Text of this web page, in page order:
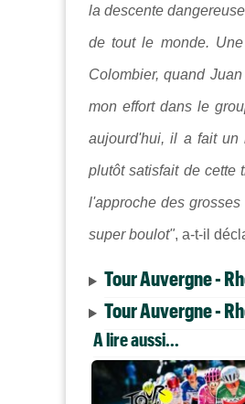
la descente
de tout le monde.
Colombier, quand
mon effort dans le
aujourd'hui, il a fait un
plutôt satisfait de cette
l'approche des
super boulot", a-t-il
Tour Auvergne -
Tour Auvergne -
A lire aussi...